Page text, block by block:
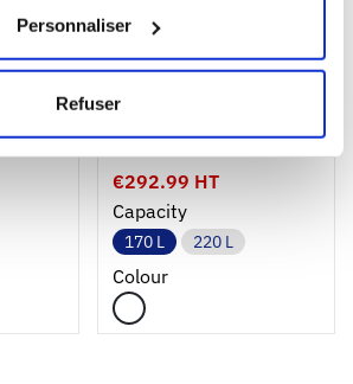
Personnaliser
Refuser
Ouvrir
1
Add to cart
Fermer
container
€292.99 HT
Capacity
170 L 220 L
Colour